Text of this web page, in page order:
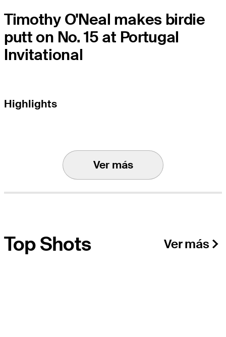
Timothy O'Neal makes birdie
putt on No. 15 at Portugal
Invitational
Highlights
Ver más
Top Shots Ver más